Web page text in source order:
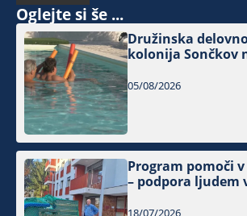
Oglejte si še ...
Družinska
kolonija Sončkov
05/08/2026
Program pomoči
– podpora ljudem
18/07/2026